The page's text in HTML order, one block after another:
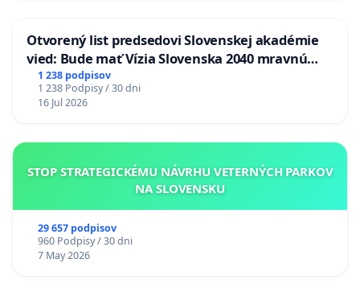
Otvorený list predsedovi Slovenskej akadémie
vied: Bude mať Vízia Slovenska 2040 mravnú
chrbticu?
1 238 podpisov
1 238 Podpisy / 30 dni
16 Jul 2026
STOP STRATEGICKÉMU NÁVRHU VETERNÝCH PARKOV
NA SLOVENSKU
29 657 podpisov
960 Podpisy / 30 dni
7 May 2026